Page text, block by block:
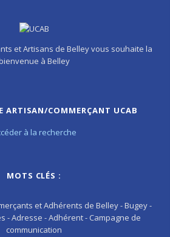
et Artisans de Belley vous souhaite la
à Belley
ARTISAN/COMMERÇANT UCAB
à la recherche
MOTS CLÉS :
et Adhérents de Belley - Bugey -
- Adresse - Adhérent - Campagne de
communication